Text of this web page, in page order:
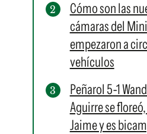
Cómo son las
cámaras del
empezaron a
vehículos
Peñarol 5-1
Aguirre se
Jaime y es